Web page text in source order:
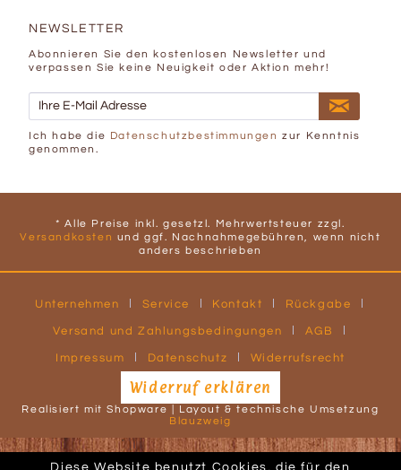
NEWSLETTER
Abonnieren Sie den kostenlosen Newsletter und
verpassen Sie keine Neuigkeit oder Aktion mehr!
Ich habe die Datenschutzbestimmungen zur Kenntnis
genommen.
* Alle Preise inkl. gesetzl. Mehrwertsteuer zzgl.
Versandkosten und ggf. Nachnahmegebühren, wenn nicht
anders beschrieben
Unternehmen Service Kontakt Rückgabe
Versand und Zahlungsbedingungen AGB
Impressum Datenschutz Widerrufsrecht
Widerruf erklären
Realisiert mit Shopware | Layout & technische Umsetzung
Blauzweig
Diese Website benutzt Cookies, die für den